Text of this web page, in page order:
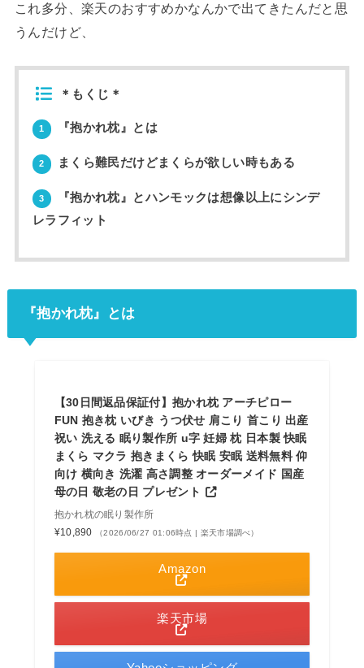
これ多分、楽天のおすすめかなんかで出てきたんだと思
うんだけど、
＊もくじ＊
1 『抱かれ枕』とは
2 まくら難民だけどまくらが欲しい時もある
3
『抱かれ枕』とハンモックは想像以上にシンデ
レラフィット
『抱かれ枕』とは
【30日間返品保証付】抱かれ枕 アーチピロー
FUN 抱き枕 いびき うつ伏せ 肩こり 首こり 出産
祝い 洗える 眠り製作所 u字 妊婦 枕 日本製 快眠
まくら マクラ 抱きまくら 快眠 安眠 送料無料 仰
向け 横向き 洗濯 高さ調整 オーダーメイド 国産
母の日 敬老の日 プレゼント
抱かれ枕の眠り製作所
¥10,890
（2026/06/27 01:06時点 | 楽天市場調べ）
Amazon
楽天市場